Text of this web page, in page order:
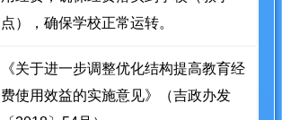
点），确保学校正常运转。
《关于进一步调整优化结构提高教育经
费使用效益的实施意见》（吉政办发